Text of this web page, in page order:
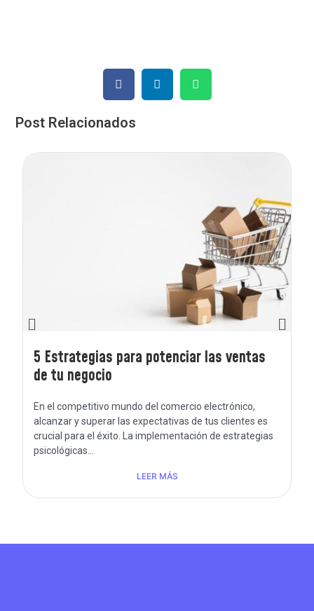
Post Relacionados
5 Estrategias para potenciar las ventas
de tu negocio
En el competitivo mundo del comercio electrónico,
alcanzar y superar las expectativas de tus clientes es
crucial para el éxito. La implementación de estrategias
psicológicas...
LEER MÁS